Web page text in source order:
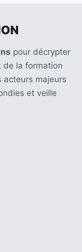
pour décrypter
de la formation
acteurs majeurs
et veille